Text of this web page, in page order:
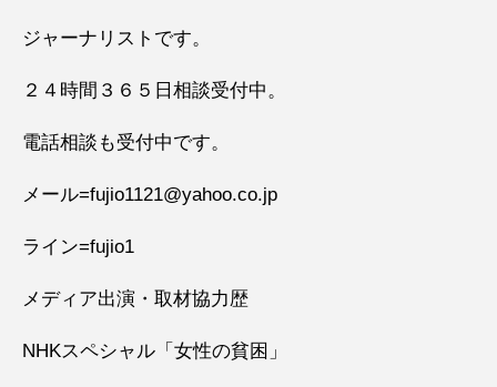
ジャーナリストです。
２４時間３６５日相談受付中。
電話相談も受付中です。
メール=fujio1121@yahoo.co.jp
ライン=fujio1
メディア出演・取材協力歴
NHKスペシャル「女性の貧困」